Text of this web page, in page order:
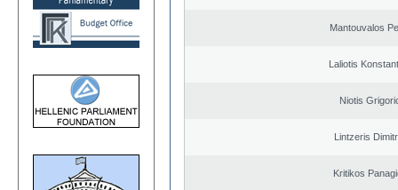
Mantouvalos
Laliotis
Niotis
Lintzeris
Kritikos